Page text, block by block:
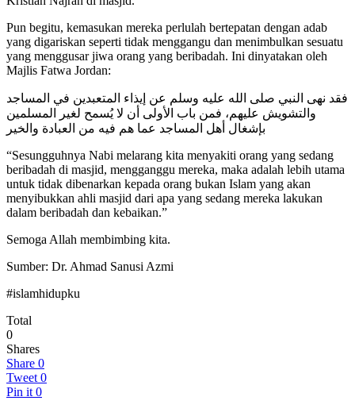
Pun begitu, kemasukan mereka perlulah bertepatan dengan adab
yang digariskan seperti tidak menggangu dan menimbulkan sesuatu
yang menggusar jiwa orang yang beribadah. Ini dinyatakan oleh
Majlis Fatwa Jordan:
فقد نهى النبي صلى الله عليه وسلم عن إيذاء المتعبدين في المساجد
والتشويش عليهم، فمن باب الأولى أن لا يُسمح لغير المسلمين
بإشغال أهل المساجد عما هم فيه من العبادة والخير
“Sesungguhnya Nabi melarang kita menyakiti orang yang sedang
beribadah di masjid, mengganggu mereka, maka adalah lebih utama
untuk tidak dibenarkan kepada orang bukan Islam yang akan
menyibukkan ahli masjid dari apa yang sedang mereka lakukan
dalam beribadah dan kebaikan.”
Semoga Allah membimbing kita.
Sumber: Dr. Ahmad Sanusi Azmi
#islamhidupku
Total
0
Shares
Share 0
Tweet 0
Pin it 0